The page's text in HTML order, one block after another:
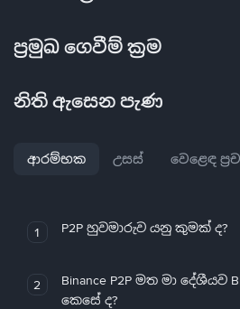
ප්‍රමුඛ ගෙවීම් ක්‍රම
නිති ඇසෙන පැණ
ආරම්භක උසස් වෙළෙඳ
1 P2P හුවමාරුව යනු කුමක් ද?
2
Binance P2P මත මා
කෙසේ ද?